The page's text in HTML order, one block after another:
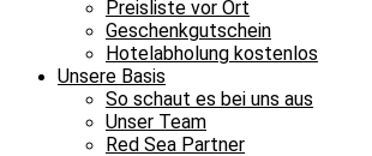
Preisliste vor Ort
Geschenkgutschein
Hotelabholung kostenlos
Unsere Basis
So schaut es bei uns aus
Unser Team
Red Sea Partner